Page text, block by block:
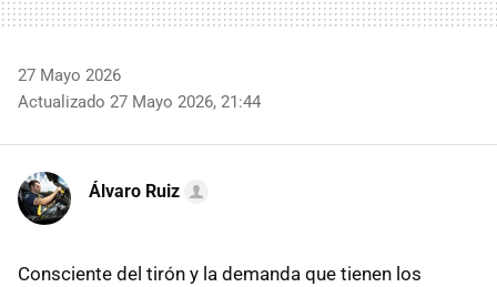
27 Mayo 2026
Actualizado 27 Mayo 2026, 21:44
Álvaro Ruiz
Consciente del tirón y la demanda que tienen los